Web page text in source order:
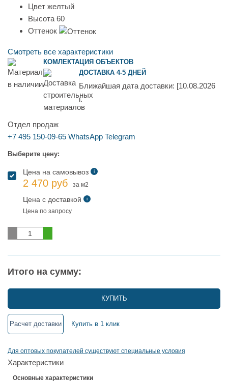
Цвет желтый
Высота 60
Оттенок
Смотреть все характеристики
КОМЛЕКТАЦИЯ ОБЪЕКТОВ
ДОСТАВКА 4-5 ДНЕЙ
Ближайшая дата доставки: [10.08.2026
г.
Отдел продаж
+7 495 150-09-65 WhatsApp Telegram
Выберите цену:
Цена на самовывоз i
2 470 руб за м2
Цена с доставкой i
Цена по запросу
Итого на сумму:
КУПИТЬ
Расчет доставки Купить в 1 клик
Для оптовых покупателей существуют специальные условия
Характеристики
Основные характеристики